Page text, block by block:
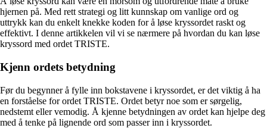
hjernen på. Med rett strategi og litt kunnskap om vanlige ord og
uttrykk kan du enkelt knekke koden for å løse kryssordet raskt og
effektivt. I denne artikkelen vil vi se nærmere på hvordan du kan løse
kryssord med ordet TRISTE.
Kjenn ordets betydning
Før du begynner å fylle inn bokstavene i kryssordet, er det viktig å ha
en forståelse for ordet TRISTE. Ordet betyr noe som er sørgelig,
nedstemt eller vemodig. Å kjenne betydningen av ordet kan hjelpe deg
med å tenke på lignende ord som passer inn i kryssordet.